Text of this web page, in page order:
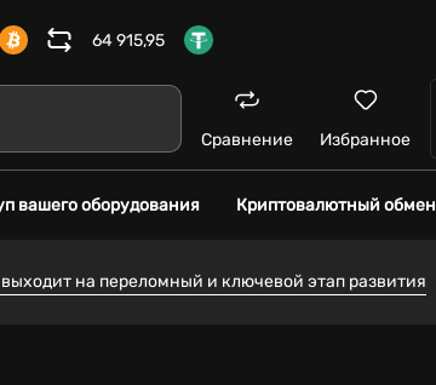
64 915,95
Сравнение Избранное
вашего оборудования Криптовалютный обмен
на переломный и ключевой этап развития